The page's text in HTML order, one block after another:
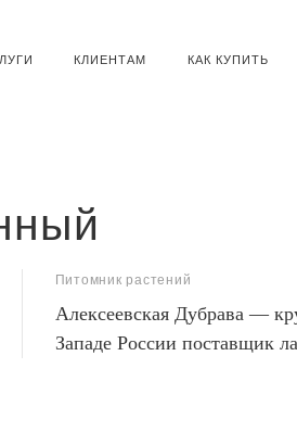
КЛИЕНТАМ КАК КУПИТЬ
Питомник растений
Алексеевская Дубрава —
Западе России поставщик